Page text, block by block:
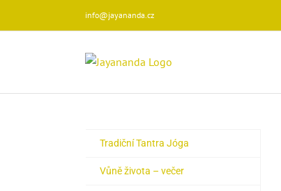
na
info@jayananda.cz
Tradiční Tantra Jóga
Vůně života – večer